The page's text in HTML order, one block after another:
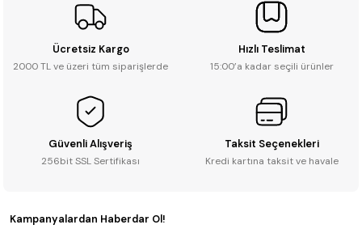
Ücretsiz Kargo
2000 TL ve üzeri tüm siparişlerde
Hızlı Teslimat
15:00’a kadar seçili ürünler
Güvenli Alışveriş
256bit SSL Sertifikası
Taksit Seçenekleri
Kredi kartına taksit ve havale
Kampanyalardan Haberdar Ol!